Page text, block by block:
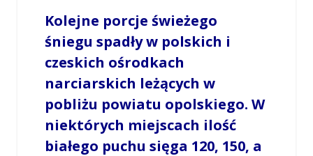
Kolejne porcje świeżego
śniegu spadły w polskich i
czeskich ośrodkach
narciarskich leżących w
pobliżu powiatu opolskiego. W
niektórych miejscach ilość
białego puchu sięga 120, 150, a